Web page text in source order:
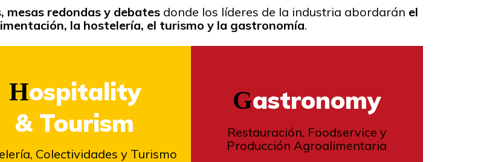
mesas redondas y debates donde los líderes de la industria abordarán el
la hostelería, el turismo y la gastronomía.
Hospitality
& Tourism
Colectividades y Turismo
Gastronomy
Restauración, Foodservice y
Producción Agroalimentaria